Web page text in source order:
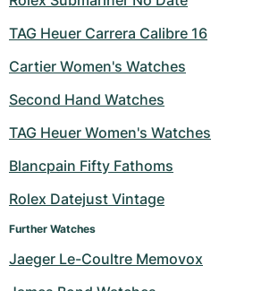
TAG Heuer Carrera Calibre 16
Cartier Women's Watches
Second Hand Watches
TAG Heuer Women's Watches
Blancpain Fifty Fathoms
Rolex Datejust Vintage
Further Watches
Jaeger Le-Coultre Memovox